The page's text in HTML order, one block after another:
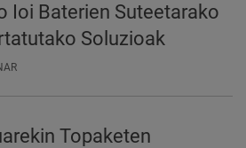
Ioi Baterien Suteetarako
Soluzioak
Topaketen